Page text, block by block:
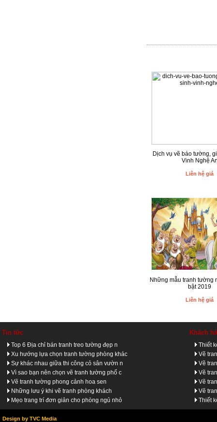
Dịch vụ vẽ báo tường,
Vinh Nghệ
Liên hệ giá
Những mẫu tranh tường
bật 2019
Liên hệ giá
Tin tức
Top 6 Địa chỉ bán tranh treo tường đẹp n
Xu hướng lựa chọn tranh tường phòng khác
Sự khác nhau giữa thi công cỏ sân vườn n
Vì sao bạn nên chọn vẽ tranh tường phố c
Vẽ tranh tường phong cảnh hoa sen
Những lưu ý khi vẽ tranh phòng khách
Mẹo trang trí đơn giản cho phòng ngủ nhỏ
Khách
Thiết
Vẽ
Vẽ
Vẽ
Vẽ
Vẽ
Thiết
Design by TVC Media